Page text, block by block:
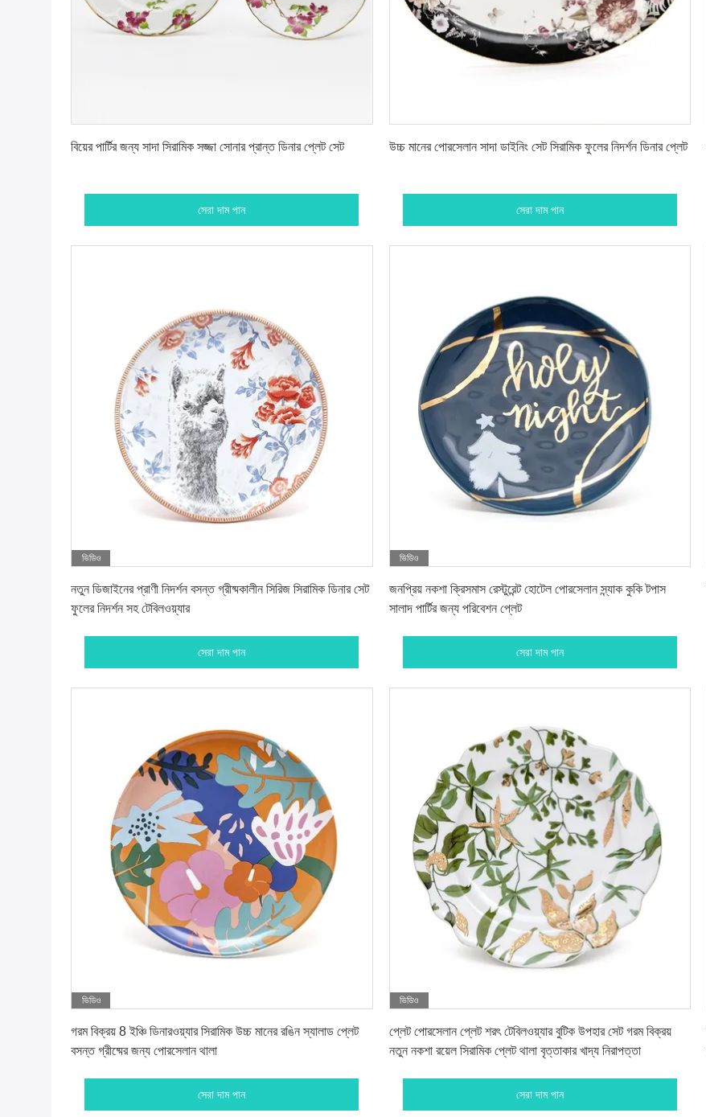
বিয়ের পার্টির জন্য সাদা সিরামিক সজ্জা সোনার প্রান্ত ডিনার প্লেট সেট
সেরা দাম পান
উচ্চ মানের পোরসেলান সাদা ডাইনিং সেট সিরামিক ফুলের নিদর্শন ডিনার প্লেট
সেরা দাম পান
ভিডিও
নতুন ডিজাইনের প্রাণী নিদর্শন বসন্ত গ্রীষ্মকালীন সিরিজ সিরামিক ডিনার সেট
ফুলের নিদর্শন সহ টেবিলওয়্যার
সেরা দাম পান
ভিডিও
জনপ্রিয় নকশা ক্রিসমাস রেস্টুরেন্ট হোটেল পোরসেলান স্ন্যাক কুকি টপাস
সালাদ পার্টির জন্য পরিবেশন প্লেট
সেরা দাম পান
ভিডিও
গরম বিক্রয় 8 ইঞ্চি ডিনারওয়্যার সিরামিক উচ্চ মানের রঙিন স্যালাড প্লেট
বসন্ত গ্রীষ্মের জন্য পোরসেলান থালা
সেরা দাম পান
ভিডিও
প্লেট পোরসেলান প্লেট শরৎ টেবিলওয়্যার বুটিক উপহার সেট গরম বিক্রয়
নতুন নকশা রয়েল সিরামিক প্লেট থালা বৃত্তাকার খাদ্য নিরাপত্তা
সেরা দাম পান